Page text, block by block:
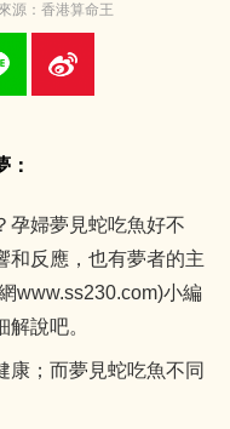
源：香港算命王
：
孕婦夢見蛇吃魚好不
和反應，也有夢者的主
www.ss230.com)小編
說吧。
康；而夢見蛇吃魚不同